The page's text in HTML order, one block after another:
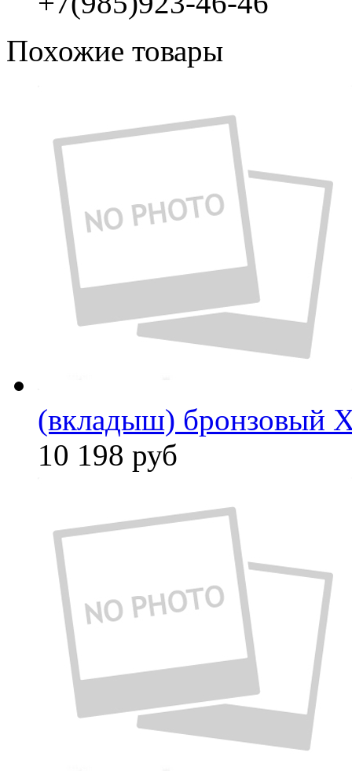
Похожие товары
(вкладыш) бронзовый
10 198 руб